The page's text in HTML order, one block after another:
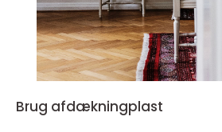
Brug afdækningplast